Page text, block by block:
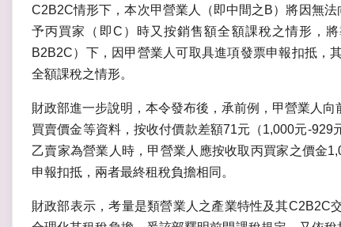
C2B2C情形下，本次甲營業人（即中間之B）將因無
予丙買家（即C）時又按銷售額全額課稅之情形，
B2B2C）下，因甲營業人可取具進項發票申報扣抵，
全額課稅之情形。
財政部進一步說明，本令發布後，承前例，甲營業人
買賣價金等資料，按收付價款差額71元（1,000元-
乙賣家為營業人時，甲營業人應按收取丙買家之價金
申報扣抵，兩者最終租稅負擔相同。
財政部表示，考量是類營業人之產業特性及其C2B2C